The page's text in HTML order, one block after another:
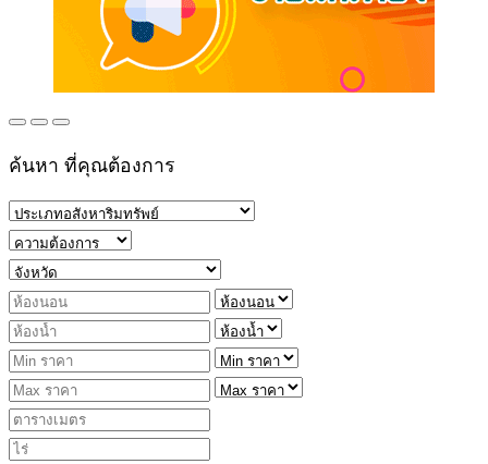
ค้นหา ที่คุณต้องการ